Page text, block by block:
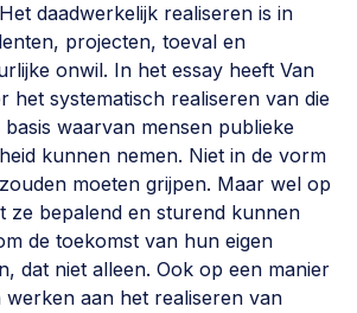
daadwerkelijk realiseren is in
projecten, toeval en
onwil. In het essay heeft Van
het systematisch realiseren van die
waarvan mensen publieke
kunnen nemen. Niet in de vorm
moeten grijpen. Maar wel op
ze bepalend en sturend kunnen
de toekomst van hun eigen
dat niet alleen. Ook op een manier
aan het realiseren van